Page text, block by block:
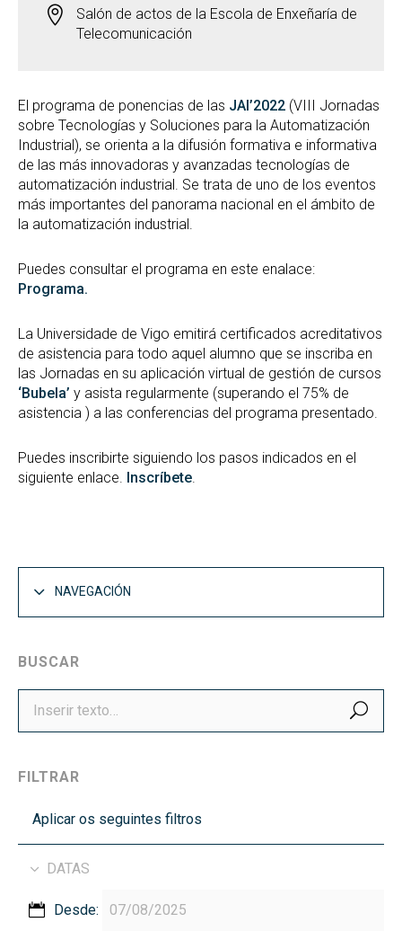
Salón de actos de la Escola de Enxeñaría de
Telecomunicación
El programa de ponencias de las JAI’2022 (VIII Jornadas
sobre Tecnologías y Soluciones para la Automatización
Industrial), se orienta a la difusión formativa e informativa
de las más innovadoras y avanzadas tecnologías de
automatización industrial. Se trata de uno de los eventos
más importantes del panorama nacional en el ámbito de
la automatización industrial.
Puedes consultar el programa en este enalace:
Programa.
La Universidade de Vigo emitirá certificados acreditativos
de asistencia para todo aquel alumno que se inscriba en
las Jornadas en su aplicación virtual de gestión de cursos
‘Bubela’ y asista regularmente (superando el 75% de
asistencia ) a las conferencias del programa presentado.
Puedes inscribirte siguiendo los pasos indicados en el
siguiente enlace. Inscríbete
NAVEGACIÓN
BUSCAR
FILTRAR
Aplicar os seguintes filtros
DATAS
Desde: